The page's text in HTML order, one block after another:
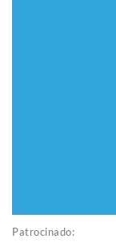
Patrocinado: